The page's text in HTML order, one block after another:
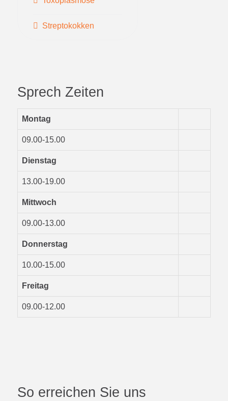
Streptokokken
Sprech Zeiten
Montag
09.00-15.00
Dienstag
13.00-19.00
Mittwoch
09.00-13.00
Donnerstag
10.00-15.00
Freitag
09.00-12.00
So erreichen Sie uns